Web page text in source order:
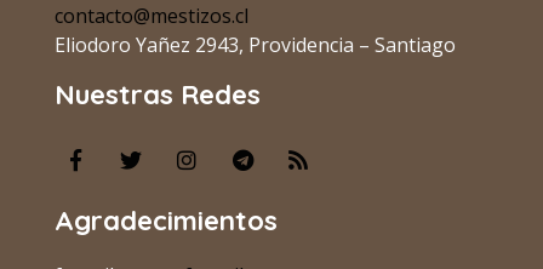
contacto@mestizos.cl
Eliodoro Yañez 2943, Providencia – Santiago
Nuestras Redes
Agradecimientos